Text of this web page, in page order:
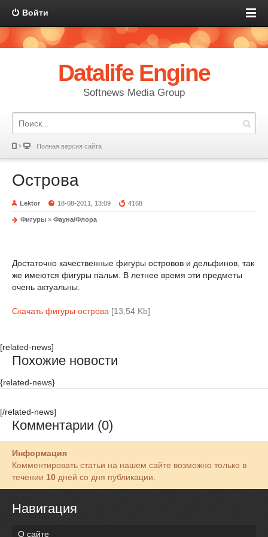
Войти
Datalife Engine
Softnews Media Group
Полная версия сайта
Острова
Lektor 18-08-2011, 13:09 4168
Фигуры » Фауна/Флора
Достаточно качественные фигуры островов и дельфинов, так
же имеются фигуры пальм. В летнее время эти предметы
очень актуальны.
Скачать фигуры острова [13,54 Kb]
[related-news]
Похожие новости
{related-news}
[/related-news]
Комментарии (0)
Информация
Комментировать статьи на нашем сайте возможно только в
течении 10 дней со дня публикации.
Навигация
О сайте